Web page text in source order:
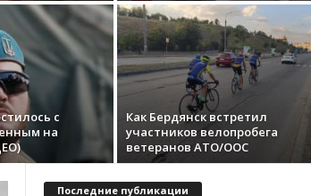
с
на
Как Бердянск встретил
участников велопробега
ветеранов АТО/ООС
Последние публикации